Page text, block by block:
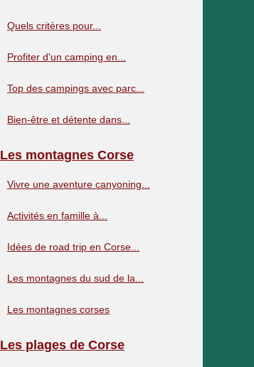
Quels critères pour...
Profiter d'un camping en...
Top des campings avec parc...
Bien-être et détente dans...
Les montagnes Corse
Vivre une aventure canyoning...
Activités en famille à...
Idées de road trip en Corse...
Les montagnes du sud de la...
Les montagnes corses
Les plages de Corse